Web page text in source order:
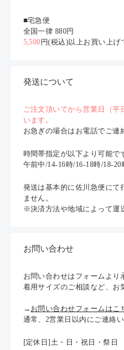
■宅急便
全国一律 880円
5,500 円(税込)以上お買い上げ
発送について
ご注文頂いてから営業日（平
います。
お急ぎの場合はお電話でご連
時間帯指定が以下より可能で
午前中/14-16時/16-18時/18-20
発送は基本的に佐川急便にて
ません。
※決済方法や地域によって運
お問い合わせ
お問い合わせはフォームより
着用サイズのご相談など、お
→ お問い合わせフォームはこ
通常、2営業日以内にご連絡い
[定休日]土・日・祝日・祭日